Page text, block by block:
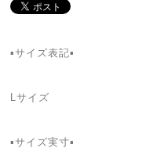
▪サイズ表記▪
Lサイズ
▪サイズ実寸▪